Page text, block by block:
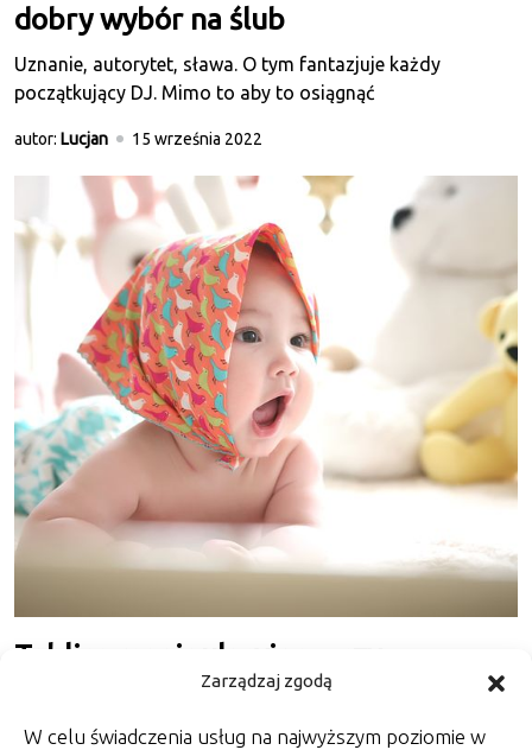
Zarządzaj zgodą
W celu świadczenia usług na najwyższym poziomie w
dobry wybór na ślub
Uznanie, autorytet, sława. O tym fantazjuje każdy
początkujący DJ. Mimo to aby to osiągnąć
autor: Lucjan 15 września 2022
Tablice manipulacyjne – czy
można zrobić samemu
Małe dzieci uwielbiają się bawić rzeczami, którymi